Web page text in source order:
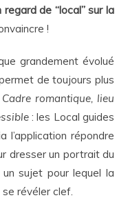
de “local” sur la
!
grandement évolué
de toujours plus
Cadre romantique, lieu
: les Local guides
l’application répondre
dresser un portrait du
sujet pour lequel la
révéler clef.